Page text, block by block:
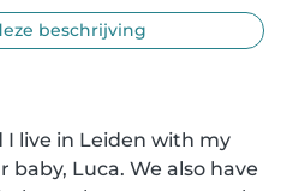
beschrijving
I live in Leiden with my
baby, Luca. We also have